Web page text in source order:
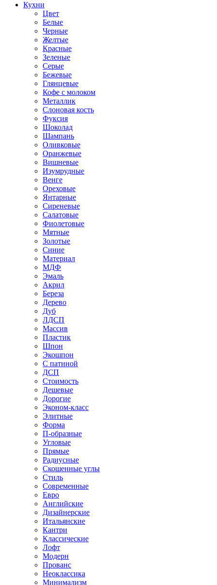
Кухни
Цвет
Белые
Черные
Желтые
Красные
Зеленые
Серые
Бежевые
Глянцевые
Кофе с молоком
Металлик
Слоновая кость
Фуксия
Шоколад
Шампань
Оливковые
Оранжевые
Вишневые
Изумрудные
Венге
Ореховые
Янтарные
Сиреневые
Салатовые
Фиолетовые
Мятные
Золотые
Синие
Материал
МДФ
Эмаль
Акрил
Береза
Дерево
Дуб
ЛДСП
Массив
Пластик
Шпон
Экошпон
С патиной
ДСП
Стоимость
Дешевые
Дорогие
Эконом-класс
Элитные
Форма
П-образные
Угловые
Прямые
Радиусные
Скошенные углы
Стиль
Современные
Евро
Английские
Дизайнерские
Итальянские
Кантри
Классические
Лофт
Модерн
Прованс
Неоклассика
Минимализм